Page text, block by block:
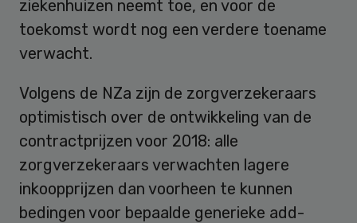
ziekenhuizen neemt toe, en voor de
toekomst wordt nog een verdere toename
verwacht.
Volgens de NZa zijn de zorgverzekeraars
optimistisch over de ontwikkeling van de
contractprijzen voor 2018: alle
zorgverzekeraars verwachten lagere
inkoopprijzen dan voorheen te kunnen
bedingen voor bepaalde generieke add-